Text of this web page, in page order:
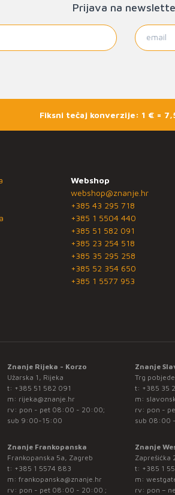
Prijava na
Fiksni tečaj konverzije: 1 € =
Webshop
webshop@znanje.hr
+385 43 295 718
+385 1 5504 440
+385 51 582 091
+385 23 254 518
+385 35 295 258
+385 52 354 650
+385 1 5577 953
Znanje Rijeka - Korzo
Užarska 1, Rijeka
t: +385 51 582 091
m: rijeka@znanje.hr
rv: pon - pet 08:00 - 20:00;
sub 9:00-15:00
Znanje
Trg
t: +385 35
m:
rv: pon -
sub 08:00
Znanje Frankopanska
Frankopanska 5a, Zagreb
t: +385 1 5574 883
m: frankopanska@znanje.hr
rv: pon - pet 08:00 - 20:00 ;
Znanje
Zaprešićka
t: +385 1
m:
rv: pon –